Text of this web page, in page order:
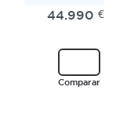
44.990 €
Comparar